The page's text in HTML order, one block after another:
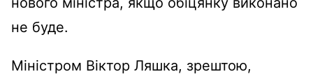
не буде.
Міністром Віктор Ляшка, зрештою,